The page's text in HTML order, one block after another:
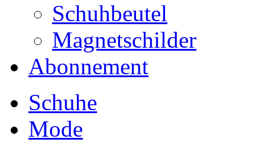
Schuhbeutel
Magnetschilder
Abonnement
Schuhe
Mode